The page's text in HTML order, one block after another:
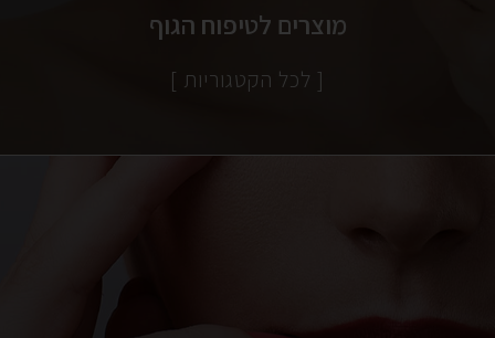
מוצרים לטיפוח הגוף
[ לכל הקטגוריות ]